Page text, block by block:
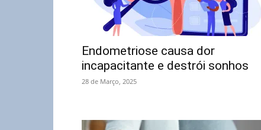
Endometriose causa dor
incapacitante e destrói sonhos
28 de Março, 2025